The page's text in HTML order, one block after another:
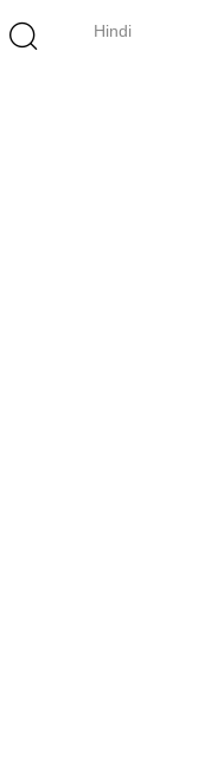
Hindi